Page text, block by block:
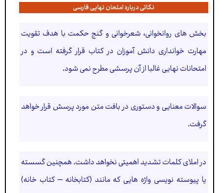
نکاتی درباره امتحان نهایی فارسی
بخش های روانخوانی، شعرخوانی و گنج حکمت با هدف تقویت
مهارت خوانداری دانش آموزان در کتاب قرار گرفته است و در
امتحانات نهایی غالبا از آن پرسشی مطرح نمی شود.
سوالات معنایی و دستوری در بافت متن مورد پرسش قرار خواهد
گرفت.
در املای کلمات تشدید اهمیتی نخواهد داشت. همچنین گسسته
یا پیوسته نویسی واژه هایی که مانند (کتابخانه – کتاب خانه)